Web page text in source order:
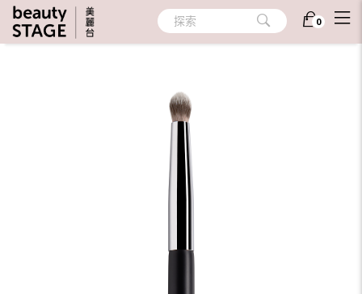
探索 0
首頁/ 彩妝 / 刷具/眉夾/睫毛夾